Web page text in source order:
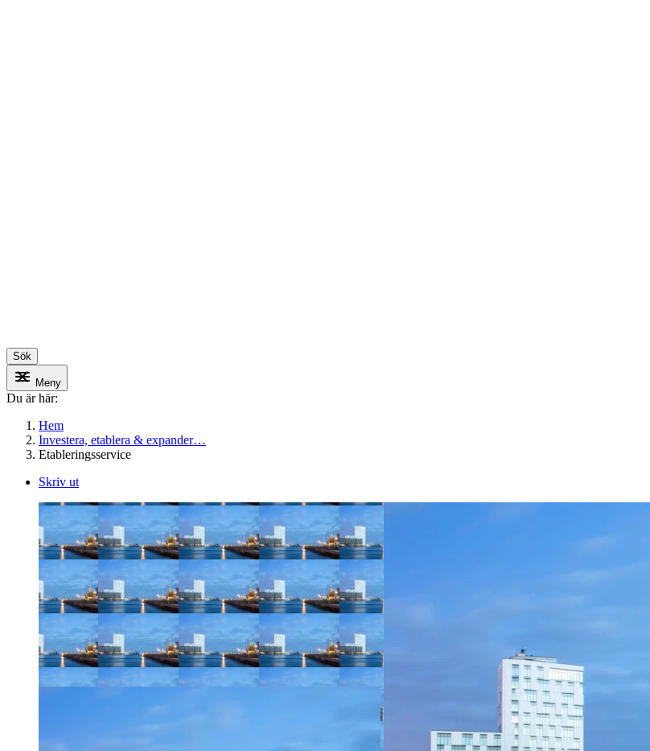
Sök
Meny
Du är här:
Hem
Investera, etablera & expander…
Etableringsservice
Skriv ut